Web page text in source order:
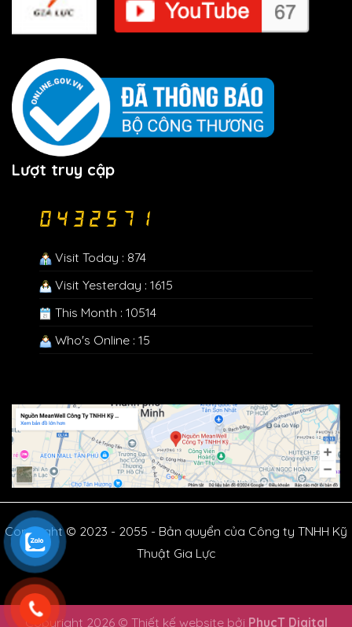
Lượt truy cập
Visit Today : 874
Visit Yesterday : 1615
This Month : 10514
Who's Online : 15
Copyright © 2023 - 2055 - Bản quyển của Công ty TNHH Kỹ
Thuật Gia Lực
Copyright 2026 © Thiết kế website bởi PhucT Digital